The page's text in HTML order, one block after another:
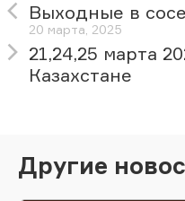
Выходные в
20 марта, 2025
21,24,25 марта
Казахстане
Другие